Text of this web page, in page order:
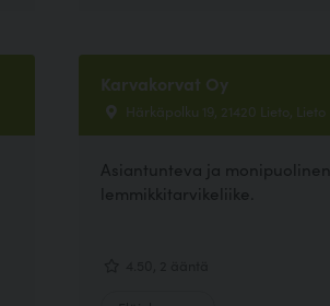
Karvakorvat Oy
Härkäpolku 19, 21420 Lieto, Lieto
Asiantunteva ja monipuolinen
lemmikkitarvikeliike.